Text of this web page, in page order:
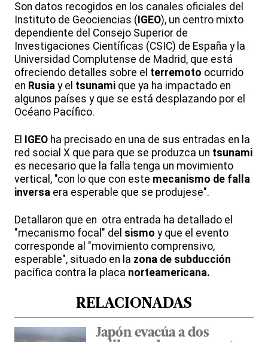
Son datos recogidos en los canales oficiales del
Instituto de Geociencias ( IGEO), un centro mixto
dependiente del Consejo Superior de
Investigaciones Científicas (CSIC) de España y la
Universidad Complutense de Madrid, que está
ofreciendo detalles sobre el terremoto ocurrido
en Rusia y el tsunami que ya ha impactado en
algunos países y que se está desplazando por el
Océano Pacífico.
El IGEO ha precisado en una de sus entradas en la
red social X que para que se produzca un tsunami
es necesario que la falla tenga un movimiento
vertical, "con lo que con este mecanismo de falla
inversa era esperable que se produjese".
Detallaron que en otra entrada ha detallado el
"mecanismo focal" del sismo y que el evento
corresponde al "movimiento comprensivo,
esperable", situado en la zona de subducción
pacífica contra la placa norteamericana.
RELACIONADAS
Japón evacúa a dos